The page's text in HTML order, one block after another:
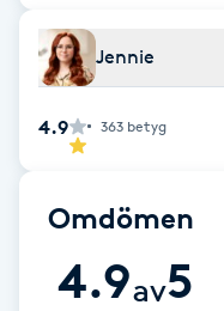
Face framing
Faceliftmassage
Fet hårbotten
Fettreducering
Jennie
4.9 363 betyg
Omdömen
4.9av5